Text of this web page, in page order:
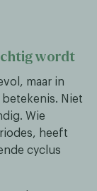
wordt
maar in
Niet
Wie
heeft
cyclus